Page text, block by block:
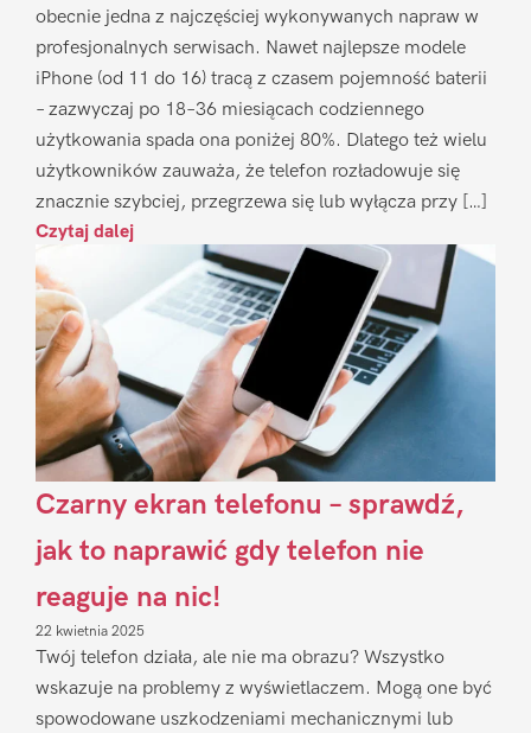
obecnie jedna z najczęściej wykonywanych napraw w
profesjonalnych serwisach. Nawet najlepsze modele
iPhone (od 11 do 16) tracą z czasem pojemność baterii
– zazwyczaj po 18–36 miesiącach codziennego
użytkowania spada ona poniżej 80%. Dlatego też wielu
użytkowników zauważa, że telefon rozładowuje się
znacznie szybciej, przegrzewa się lub wyłącza przy […]
Czytaj dalej
Czarny ekran telefonu – sprawdź,
jak to naprawić gdy telefon nie
reaguje na nic!
22 kwietnia 2025
Twój telefon działa, ale nie ma obrazu? Wszystko
wskazuje na problemy z wyświetlaczem. Mogą one być
spowodowane uszkodzeniami mechanicznymi lub